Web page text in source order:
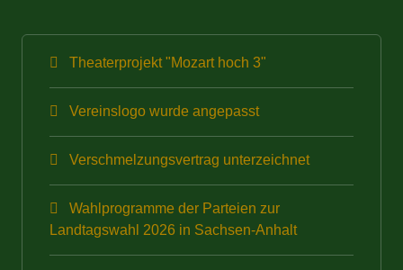
Theaterprojekt "Mozart hoch 3"
Vereinslogo wurde angepasst
Verschmelzungsvertrag unterzeichnet
Wahlprogramme der Parteien zur
Landtagswahl 2026 in Sachsen-Anhalt